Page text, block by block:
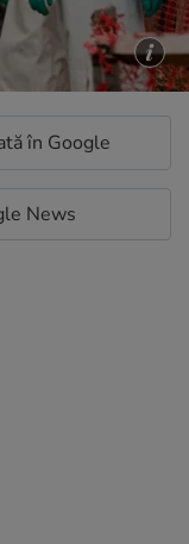
în Google
News